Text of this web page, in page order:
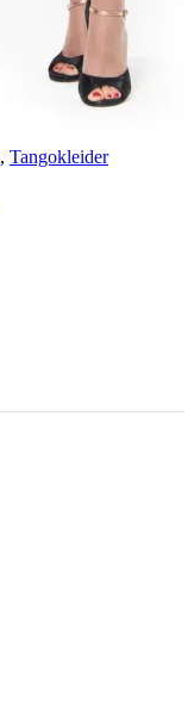
, Tangokleider